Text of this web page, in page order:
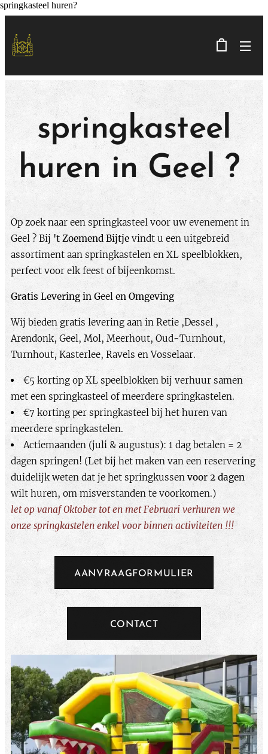
springkasteel huren?
springkasteel
huren in Geel ?
​Op zoek naar een springkasteel voor uw evenement in
Geel ? Bij 't Zoemend Bijtje vindt u een uitgebreid
assortiment aan springkastelen en XL speelblokken,
perfect voor elk feest of bijeenkomst.​
Gratis Levering inGeel en Omgeving
Wij bieden gratis levering aan in Retie ,Dessel ,
Arendonk, Geel, Mol, Meerhout, Oud-Turnhout,
Turnhout, Kasterlee, Ravels en Vosselaar.
€5 korting op XL speelblokken bij verhuur samen
met een springkasteel of meerdere springkastelen.
€7 korting per springkasteel bij het huren van
meerdere springkastelen.
Actiemaanden (juli & augustus): 1 dag betalen = 2
dagen springen! (Let bij het maken van een reservering
duidelijk weten dat je het springkussen voor 2 dagen
wilt huren, om misverstanden te voorkomen.)
let op vanaf Oktober tot en met Februari verhuren we
onze springkastelen enkel voor binnen activiteiten !!!
AANVRAAGFORMULIER
CONTACT